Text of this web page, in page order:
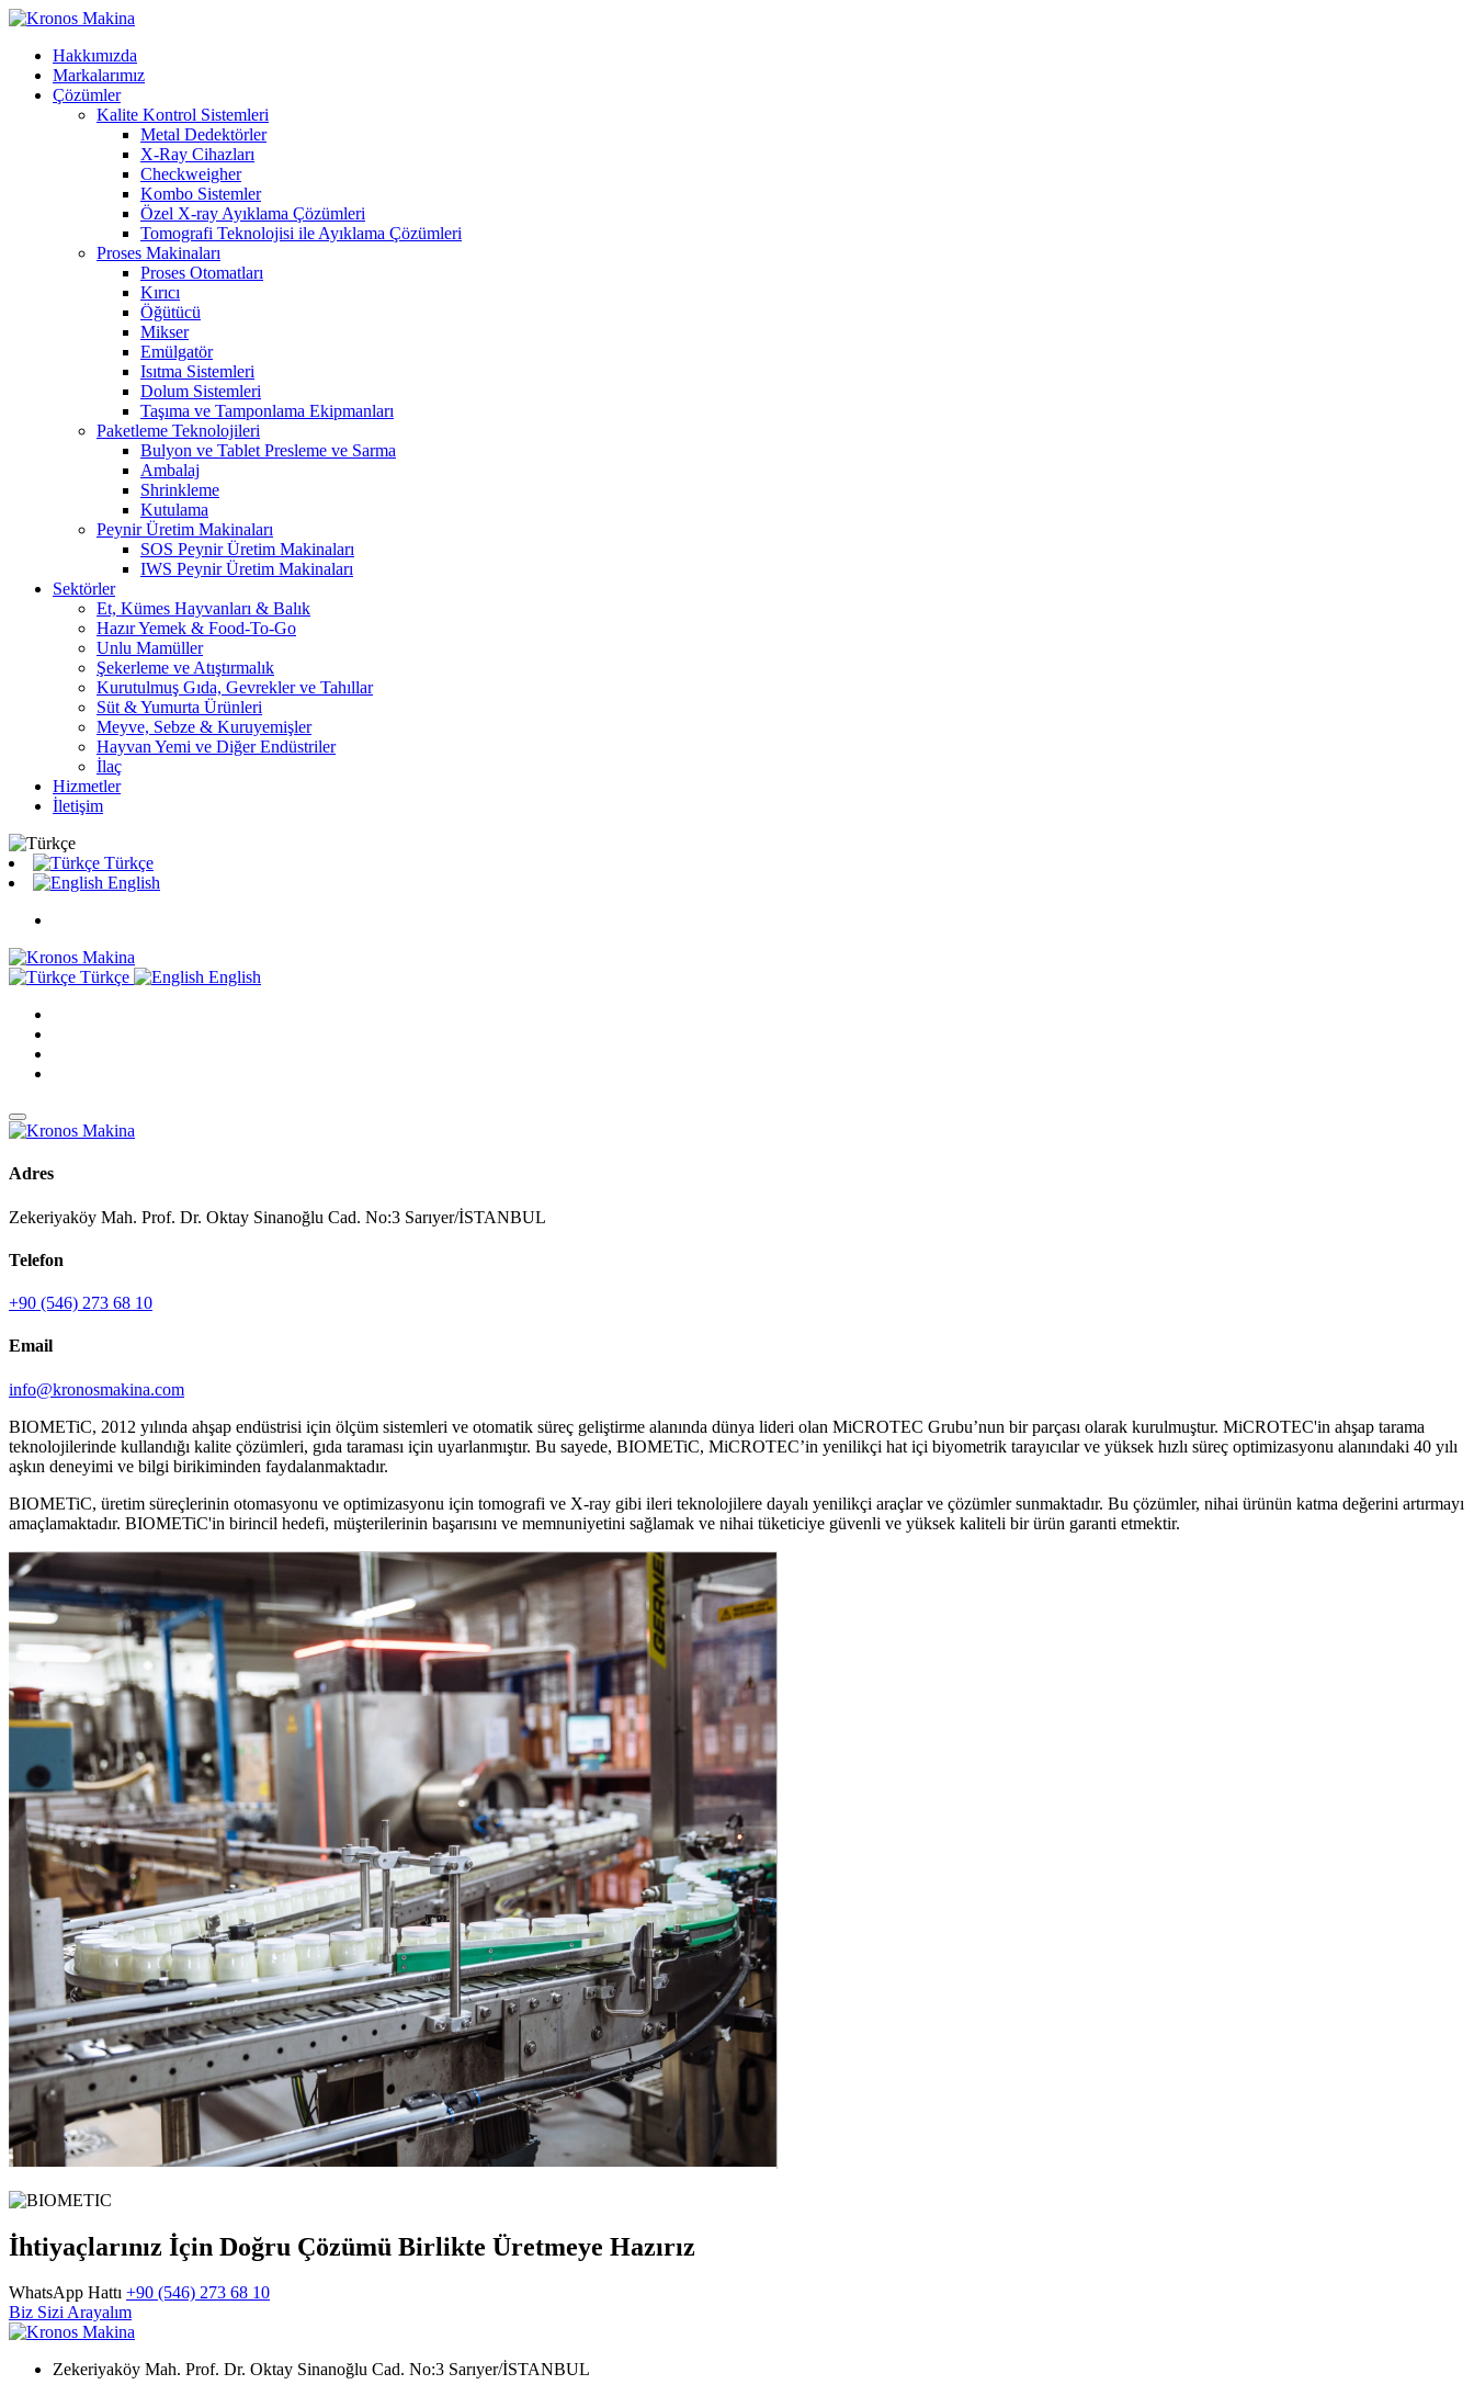
Hakkımızda
Markalarımız
Çözümler
Kalite Kontrol Sistemleri
Metal Dedektörler
X-Ray Cihazları
Checkweigher
Kombo Sistemler
Özel X-ray Ayıklama Çözümleri
Tomografi Teknolojisi ile Ayıklama Çözümleri
Proses Makinaları
Proses Otomatları
Kırıcı
Öğütücü
Mikser
Emülgatör
Isıtma Sistemleri
Dolum Sistemleri
Taşıma ve Tamponlama Ekipmanları
Paketleme Teknolojileri
Bulyon ve Tablet Presleme ve Sarma
Ambalaj
Shrinkleme
Kutulama
Peynir Üretim Makinaları
SOS Peynir Üretim Makinaları
IWS Peynir Üretim Makinaları
Sektörler
Et, Kümes Hayvanları & Balık
Hazır Yemek & Food-To-Go
Unlu Mamüller
Şekerleme ve Atıştırmalık
Kurutulmuş Gıda, Gevrekler ve Tahıllar
Süt & Yumurta Ürünleri
Meyve, Sebze & Kuruyemişler
Hayvan Yemi ve Diğer Endüstriler
İlaç
Hizmetler
İletişim
Türkçe
English
Türkçe English
Adres
Zekeriyaköy Mah. Prof. Dr. Oktay Sinanoğlu Cad. No:3 Sarıyer/İSTANBUL
Telefon
+90 (546) 273 68 10
Email
info@kronosmakina.com
BIOMETiC, 2012 yılında ahşap endüstrisi için ölçüm sistemleri ve otomatik süreç geliştirme alanında dünya lideri olan MiCROTEC Grubu’nun bir parçası olarak kurulmuştur. MiCROTEC'in ahşap tarama
teknolojilerinde kullandığı kalite çözümleri, gıda taraması için uyarlanmıştır. Bu sayede, BIOMETiC, MiCROTEC’in yenilikçi hat içi biyometrik tarayıcılar ve yüksek hızlı süreç optimizasyonu alanındaki 40 yılı
aşkın deneyimi ve bilgi birikiminden faydalanmaktadır.
BIOMETiC, üretim süreçlerinin otomasyonu ve optimizasyonu için tomografi ve X-ray gibi ileri teknolojilere dayalı yenilikçi araçlar ve çözümler sunmaktadır. Bu çözümler, nihai ürünün katma değerini artırmayı
amaçlamaktadır. BIOMETiC'in birincil hedefi, müşterilerinin başarısını ve memnuniyetini sağlamak ve nihai tüketiciye güvenli ve yüksek kaliteli bir ürün garanti etmektir.
İhtiyaçlarınız İçin Doğru Çözümü Birlikte Üretmeye Hazırız
WhatsApp Hattı +90 (546) 273 68 10
Biz Sizi Arayalım
Zekeriyaköy Mah. Prof. Dr. Oktay Sinanoğlu Cad. No:3 Sarıyer/İSTANBUL